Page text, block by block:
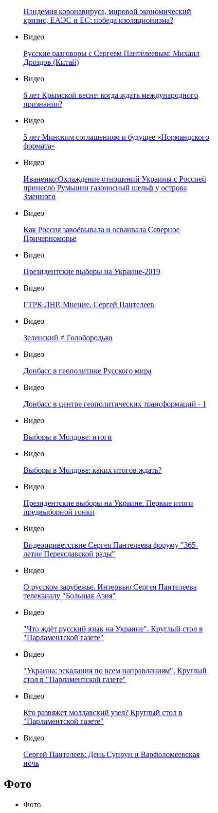
Пандемия коронавируса, мировой экономический
кризис, ЕАЭС и ЕС: победа изоляционизма?
Видео
Русские разговоры с Сергеем Пантелеевым: Михаил
Дроздов (Китай)
Видео
6 лет Крымской весне: когда ждать международного
признания?
Видео
5 лет Минским соглашениям и будущее «Нормандского
формата»
Видео
Иваненко:Охлаждение отношений Украины с Россией
принесло Румынии газоносный шельф у острова
Змеиного
Видео
Как Россия завоёвывала и осваивала Северное
Причерноморье
Видео
Президентские выборы на Украине-2019
Видео
ГТРК ЛНР. Мнение. Сергей Пантелеев
Видео
Зеленский ≠ Голобородько
Видео
Донбасс в геополитике Русского мира
Видео
Донбасс в центре геополитических трансформаций - 1
Видео
Выборы в Молдове: итоги
Видео
Выборы в Молдове: каких итогов ждать?
Видео
Президентские выборы на Украине. Первые итоги
предвыборной гонки
Видео
Видеоприветствие Сергея Пантелеева форуму "365-
летие Переяславской рады"
Видео
О русском зарубежье. Интервью Сергея Пантелеева
телеканалу "Большая Азия"
Видео
"Что ждёт русский язык на Украине". Круглый стол в
"Парламентской газете"
Видео
"Украина: эскалация по всем направлениям". Круглый
стол в "Парламентской газете"
Видео
Кто развяжет молдавский узел? Круглый стол в
"Парламентской газете"
Видео
Сергей Пантелеев: День Супрун и Варфоломеевская
ночь
Фото
Фото